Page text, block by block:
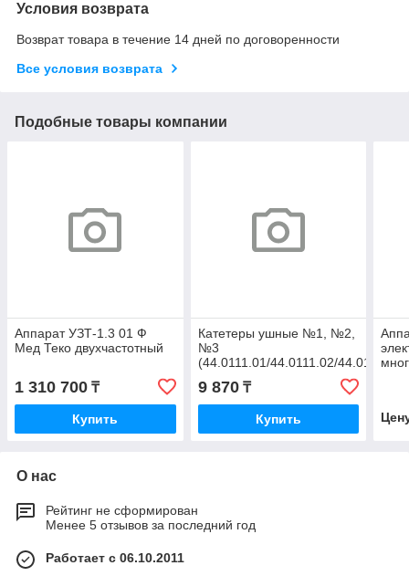
Условия возврата
Возврат товара в течение 14 дней по договоренности
Все условия возврата
Подобные товары компании
Аппарат УЗТ-1.3 01 Ф
Мед Теко двухчастотный
1 310 700 ₸
Купить
Катетеры ушные №1, №2,
№3
(44.0111.01/44.0111.02/44.011.03)
9 870₸
Купить
О нас
Рейтинг не сформирован
Менее 5 отзывов за последний год
Работает с 06.10.2011